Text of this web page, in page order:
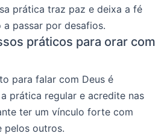
prática traz paz e deixa a fé
passar por desafios.
práticos para orar com
para falar com Deus é
prática regular e acredite nas
ter um vínculo forte com
pelos outros.